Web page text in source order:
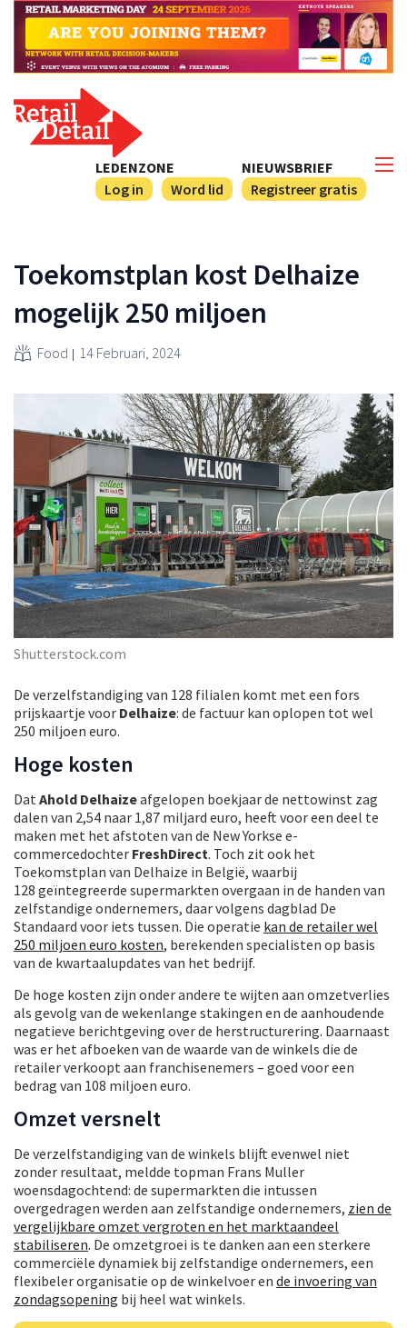
NIEUWSBRIEF
Registreer gratis
LEDENZONE
Log in
Word lid
Toekomstplan kost Delhaize
mogelijk 250 miljoen
Food 14 Februari, 2024
Shutterstock.com
De verzelfstandiging van 128 filialen komt met een fors
prijskaartje voor Delhaize: de factuur kan oplopen tot wel
250 miljoen euro.
Hoge kosten
Dat Ahold Delhaizeafgelopen boekjaar de nettowinst zag
dalen van 2,54 naar 1,87 miljard euro, heeft voor een deel te
maken met het afstoten van de New Yorkse e-
commercedochter FreshDirect. Toch zit ook het
Toekomstplan van Delhaize in België, waarbij
128 geïntegreerde supermarkten overgaan in de handen van
zelfstandige ondernemers, daar volgens dagblad De
Standaard voor iets tussen. Die operatie kan de retailer wel
250 miljoen euro kosten, berekenden specialisten op basis
van de kwartaalupdates van het bedrijf.
De hoge kosten zijn onder andere te wijten aan omzetverlies
als gevolg van de wekenlange stakingen en de aanhoudende
negatieve berichtgeving over de herstructurering. Daarnaast
was er het afboeken van de waarde van de winkels die de
retailer verkoopt aan franchisenemers – goed voor een
bedrag van 108 miljoen euro.
Omzet versnelt
De verzelfstandiging van de winkels blijft evenwel niet
zonder resultaat, meldde topman Frans Muller
woensdagochtend: de supermarkten die intussen
overgedragen werden aan zelfstandige ondernemers, zien de
vergelijkbare omzet vergroten en het marktaandeel
stabiliseren. De omzetgroei is te danken aan een sterkere
commerciële dynamiek bij zelfstandige ondernemers, een
flexibeler organisatie op de winkelvoer en de invoering van
zondagsopening bij heel wat winkels.